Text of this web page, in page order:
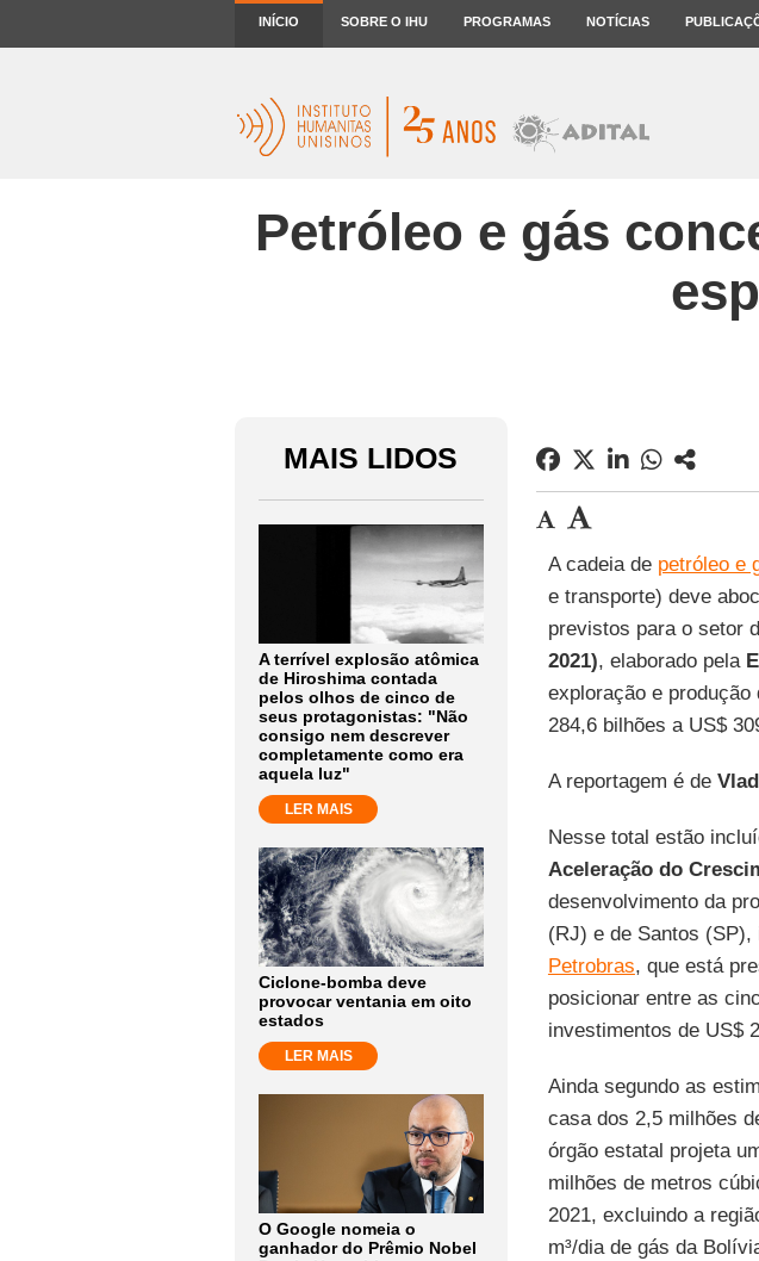
INÍCIO SOBRE O IHU PROGRAMAS NOTÍCIAS
Petróleo e gás
MAIS LIDOS
A terrível explosão atômica
de Hiroshima contada
pelos olhos de cinco de
seus protagonistas: "Não
consigo nem descrever
completamente como era
aquela luz"
LER MAIS
Ciclone-bomba deve
provocar ventania em oito
estados
LER MAIS
O Google nomeia o
ganhador do Prêmio Nobel
A cadeia de petróleo e
e transporte) deve
previstos para o setor
2021), elaborado pela
exploração e produção
284,6 bilhões a US$
A reportagem é de
Nesse total estão
Aceleração do
desenvolvimento da
(RJ) e de Santos
Petrobras, que está
posicionar entre as
investimentos de US$
Ainda segundo as
casa dos 2,5 milhões
órgão estatal projeta
milhões de metros
2021, excluindo a
m³/dia de gás da